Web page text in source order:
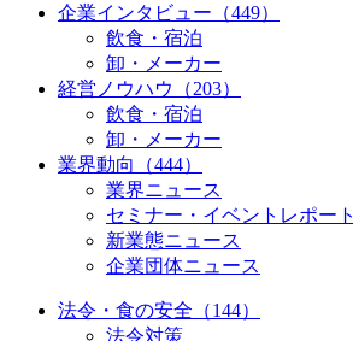
企業インタビュー（449）
飲食・宿泊
卸・メーカー
経営ノウハウ（203）
飲食・宿泊
卸・メーカー
業界動向（444）
業界ニュース
セミナー・イベントレポート
新業態ニュース
企業団体ニュース
法令・食の安全（144）
法令対策